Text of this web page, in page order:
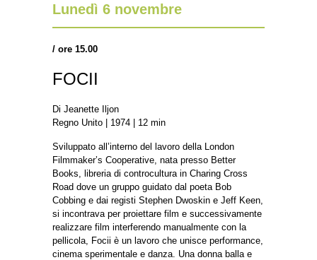
Lunedì 6 novembre
/ ore 15.00
FOCII
Di Jeanette Iljon
Regno Unito | 1974 | 12 min
Sviluppato all’interno del lavoro della London
Filmmaker’s Cooperative, nata presso Better
Books, libreria di controcultura in Charing Cross
Road dove un gruppo guidato dal poeta Bob
Cobbing e dai registi Stephen Dwoskin e Jeff Keen,
si incontrava per proiettare film e successivamente
realizzare film interferendo manualmente con la
pellicola, Focii è un lavoro che unisce performance,
cinema sperimentale e danza. Una donna balla e